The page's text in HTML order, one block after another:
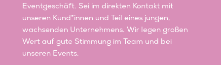
Eventgeschäft. Sei im direkten Kontakt mit
unseren Kund*innen und Teil eines jungen,
wachsenden Unternehmens. Wir legen großen
Wert auf gute Stimmung im Team und bei
unseren Events.